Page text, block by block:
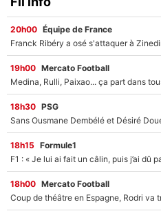
20h00 Équipe de France
19h00 Mercato Football
18h30 PSG
18h15 Formule1
18h00 Mercato Football